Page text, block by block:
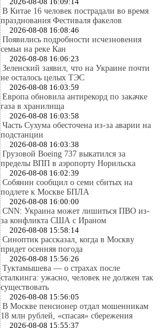
В Китае 16 человек пострадали во время
празднования Фестиваля факелов
2026-08-08 16:08:46
Появились подробности исчезновения
семьи на реке Кан
2026-08-08 16:06:23
Зеленский заявил, что на Украине почти
не осталось целых ТЭС
2026-08-08 16:03:59
Европа обновила антирекорд по закачке
газа в хранилища
2026-08-08 16:03:58
Часть Сухума обесточена из-за аварии на
подстанции
2026-08-08 16:03:38
Грузовой Boeing 737 выкатился за
пределы ВПП в аэропорту Норильска
2026-08-08 16:02:39
Собянин сообщил о семи сбитых на
подлете к Москве БПЛА
2026-08-08 16:00:00
CNN: Украина может лишиться ПВО из-
за конфликта США с Ираном
2026-08-08 15:58:14
Синоптик рассказал, когда в Москву
придет осенняя погода
2026-08-08 15:56:26
Туктамышева — о страхах после
сталкинга: ужасно, человек не должен так
существовать
2026-08-08 15:56:05
В Москве пенсионер отдал мошенникам
18 млн рублей, «спасая» сбережения
2026-08-08 15:55:37